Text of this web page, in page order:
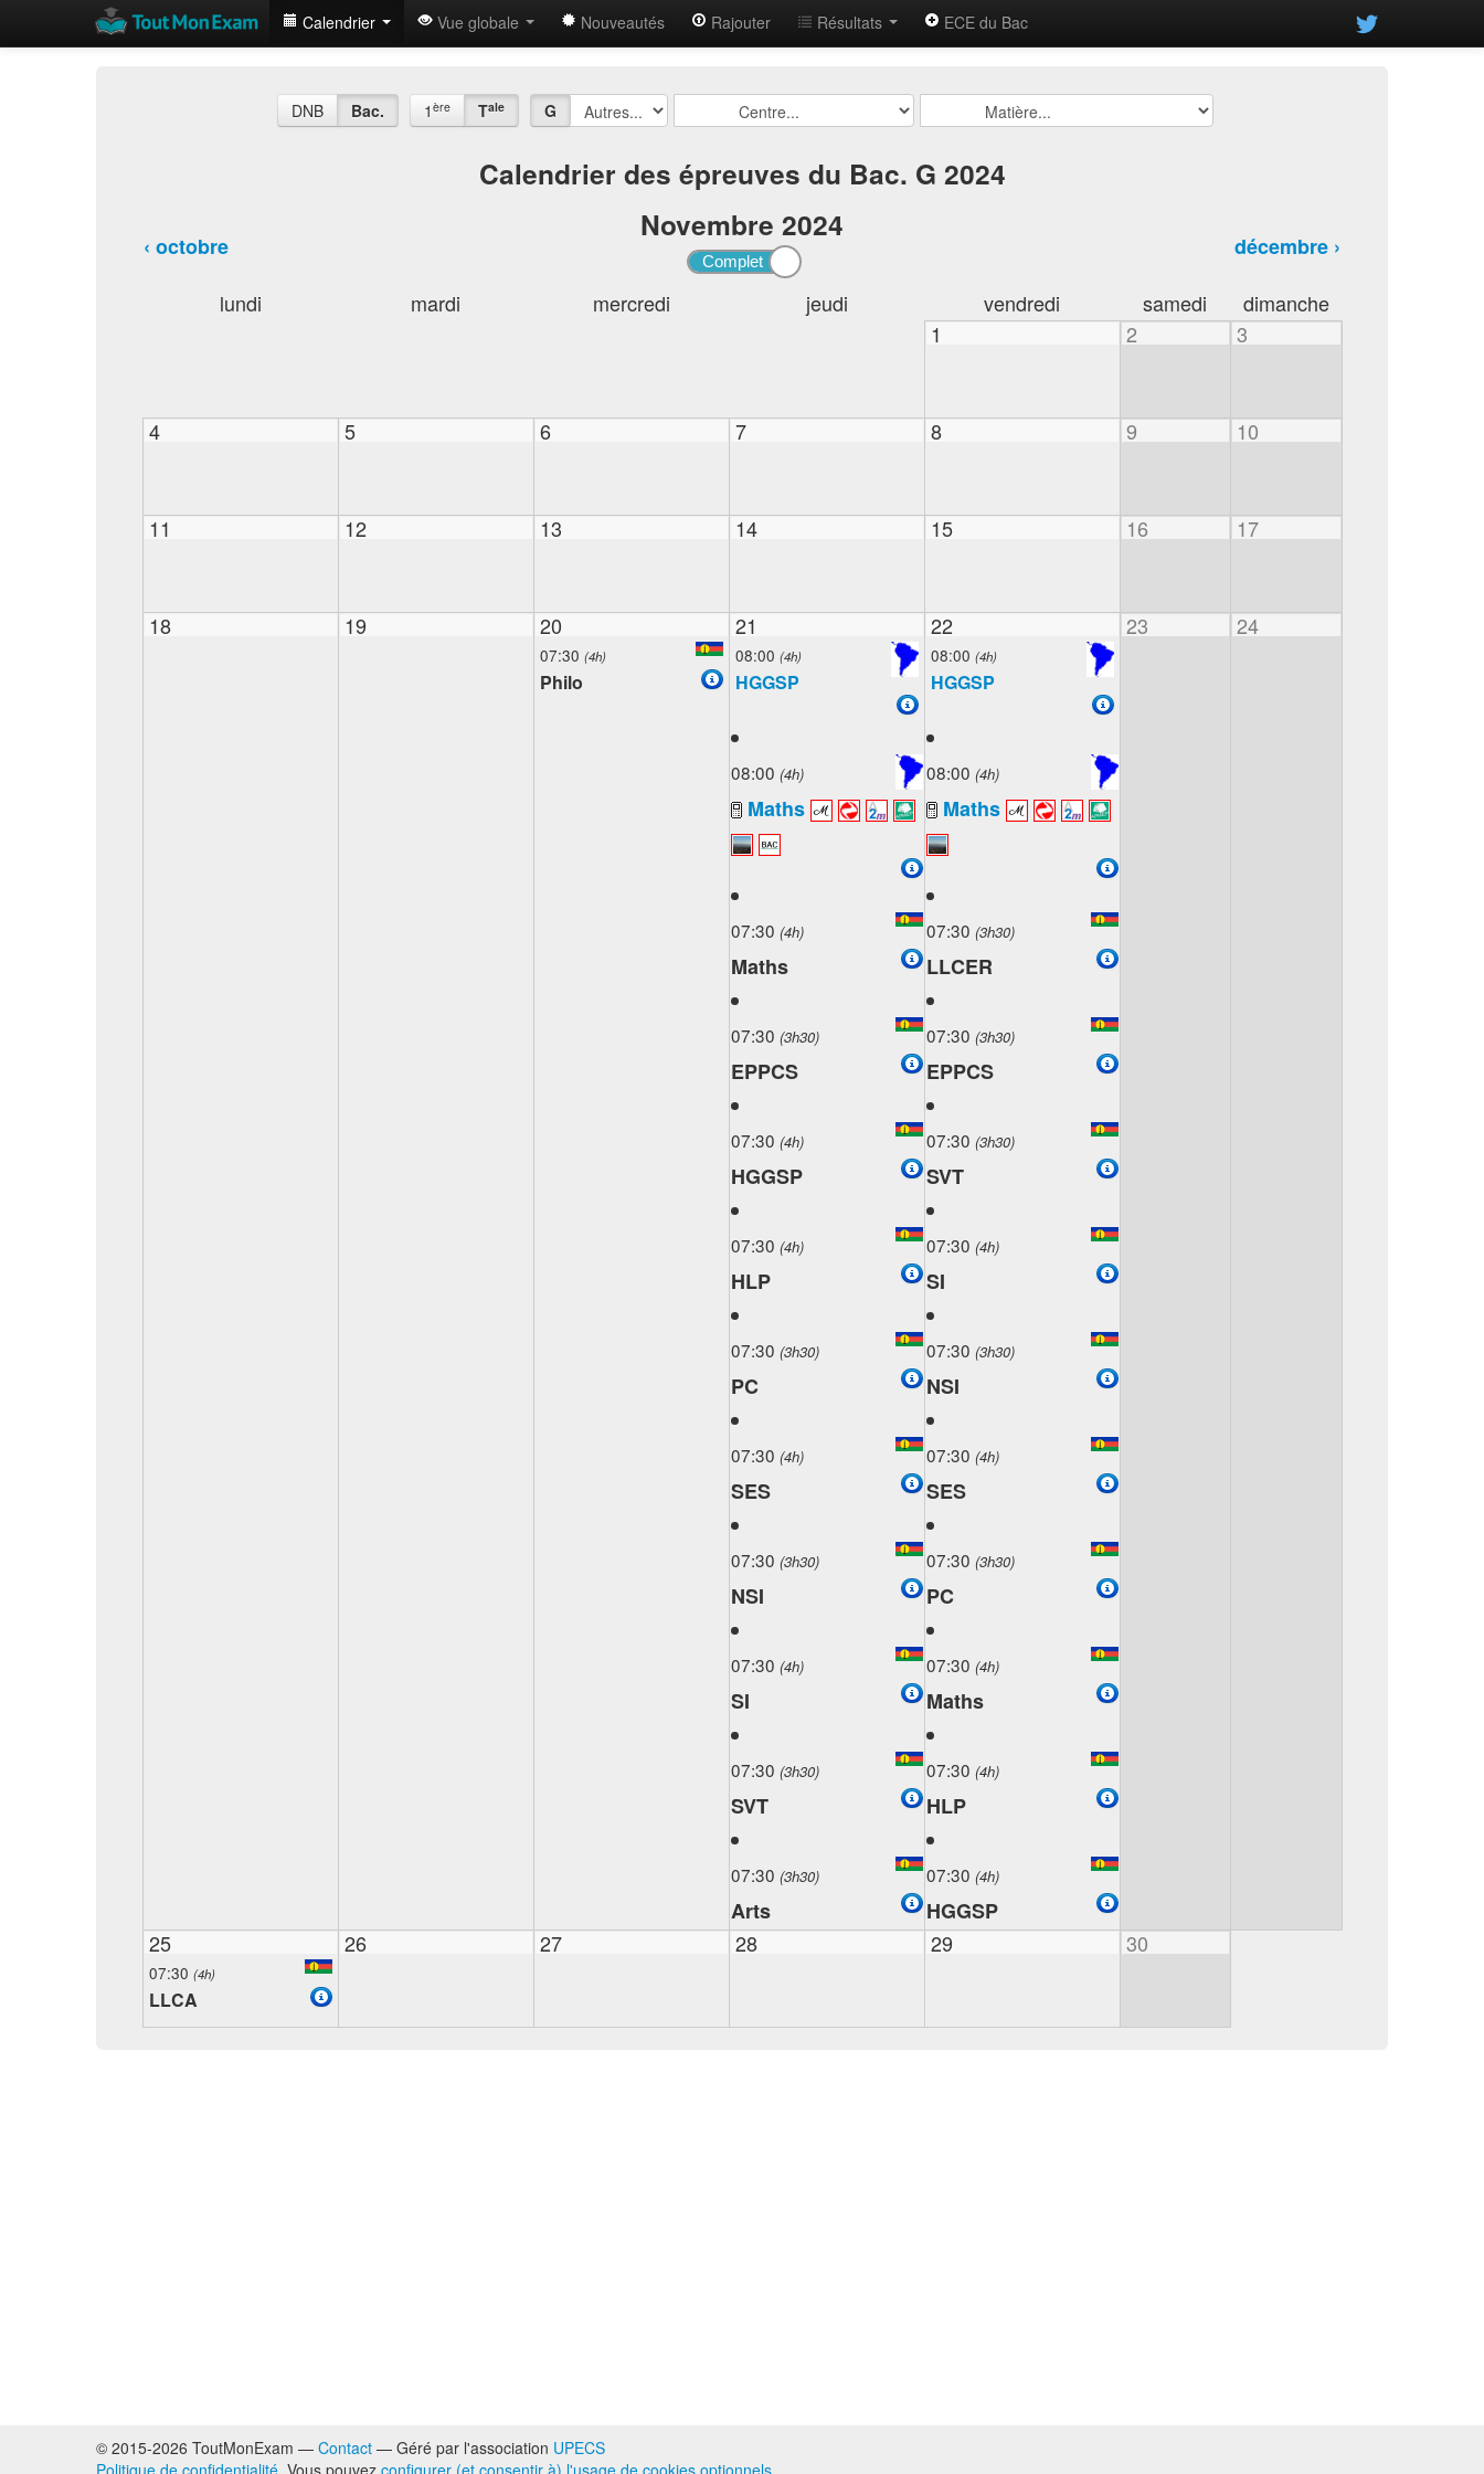
Calendrier Vue globale Nouveautés Rajouter Résultats ECE du Bac
DNB Bac. 1 ère Tale G
Calendrier des épreuves du Bac. G 2024
Novembre 2024
‹ octobre
décembre ›
lundi
mardi mercredi jeudi vendredi samedi
dimanche
1
2 3
4 5 6 7 8 9 10
11 12 13 14 15 16 17
18 19 20
07:30 (4h)
Philo
21
08:00 (4h)
HGGSP
08:00 (4h)
Maths
07:30 (4h)
Maths
07:30 (3h30)
EPPCS
07:30 (4h)
HGGSP
07:30 (4h)
HLP
07:30 (3h30)
PC
07:30 (4h)
SES
07:30 (3h30)
NSI
07:30 (4h)
SI
07:30 (3h30)
SVT
07:30 (3h30)
Arts
22
08:00 (4h)
HGGSP
08:00 (4h)
Maths
07:30 (3h30)
LLCER
07:30 (3h30)
EPPCS
07:30 (3h30)
SVT
07:30 (4h)
SI
07:30 (3h30)
NSI
07:30 (4h)
SES
07:30 (3h30)
PC
07:30 (4h)
Maths
07:30 (4h)
HLP
07:30 (4h)
HGGSP
23 24
25
07:30 (4h)
LLCA
26 27 28 29 30
© 2015-2026 ToutMonExam — Contact — Géré par l'association UPECS